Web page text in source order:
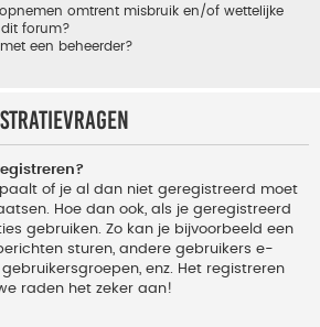
omtrent misbruik en/of wettelijke
forum?
een beheerder?
of je al dan niet geregistreerd moet
Hoe dan ook, als je geregistreerd
gebruiken. Zo kan je bijvoorbeeld een
sturen, andere gebruikers e-
enz. Het registreren
raden het zeker aan!